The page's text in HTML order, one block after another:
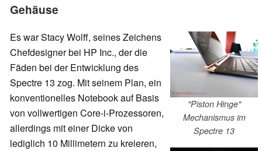
Gehäuse
"Piston Hinge"
Mechanismus im
Spectre 13
Es war Stacy Wolff, seines Zeichens
Chefdesigner bei HP Inc., der die
Fäden bei der Entwicklung des
Spectre 13 zog. Mit seinem Plan, ein
konventionelles Notebook auf Basis
von vollwertigen Core-i-Prozessoren,
allerdings mit einer Dicke von
lediglich 10 Millimetern zu kreieren,